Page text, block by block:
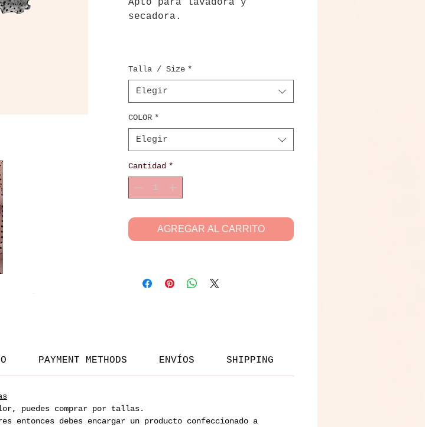
Apto para lavadora y
secadora.
Talla / Size *
Elegir
COLOR *
Elegir
Cantidad *
AGREGAR AL CARRITO
PAYMENT METHODS ENVÍOS SHIPPING
puedes comprar por tallas.
debes encargar un producto confeccionado a
Vista rápida
2Precio
4200 CLP